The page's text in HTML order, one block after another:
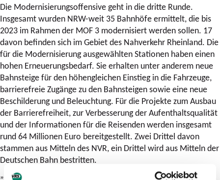
Die Modernisierungsoffensive geht in die dritte Runde.
Insgesamt wurden NRW-weit 35 Bahnhöfe ermittelt, die bis
2023 im Rahmen der MOF 3 modernisiert werden sollen. 17
davon befinden sich im Gebiet des Nahverkehr Rheinland. Die
für die Modernisierung ausgewählten Stationen haben einen
hohen Erneuerungsbedarf. Sie erhalten unter anderem neue
Bahnsteige für den höhengleichen Einstieg in die Fahrzeuge,
barrierefreie Zugänge zu den Bahnsteigen sowie eine neue
Beschilderung und Beleuchtung. Für die Projekte zum Ausbau
der Barrierefreiheit, zur Verbesserung der Aufenthaltsqualität
und der Informationen für die Reisenden werden insgesamt
rund 64 Millionen Euro bereitgestellt. Zwei Drittel davon
stammen aus Mitteln des NVR, ein Drittel wird aus Mitteln der
Deutschen Bahn bestritten.
„Die Bahnhöfe sind das Aushängeschild des Nahverkehrs.